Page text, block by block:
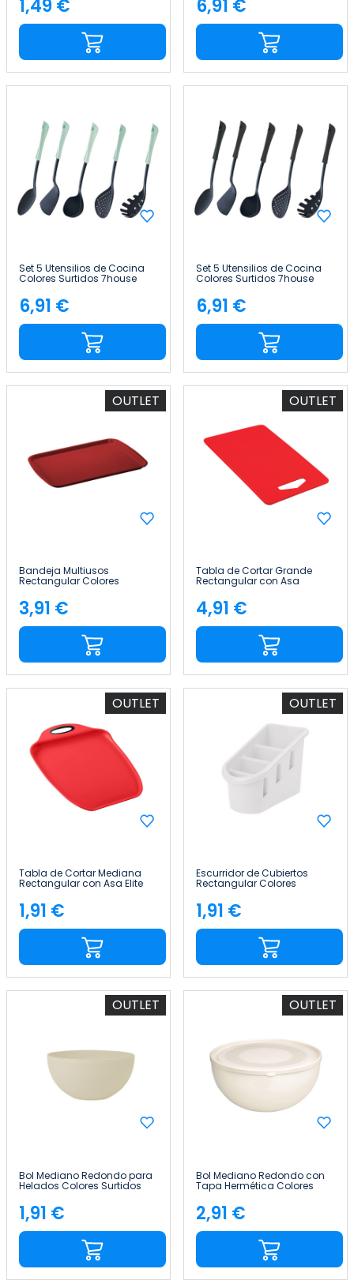
Precio
1,49 € Precio
6,91 €
Set 5 Utensilios de Cocina
Colores Surtidos 7house
Precio
6,91 €
Set 5 Utensilios de Cocina
Colores Surtidos 7house
Precio
6,91 €
OUTLET
Bandeja Multiusos
Rectangular Colores
Surtidos 47.5x35.5x2.1cm
7house
Precio
3,91 €
OUTLET
Tabla de Cortar Grande
Rectangular con Asa
Colores Surtidos
33.5x23.5cm 7house
Precio
4,91 €
OUTLET
Tabla de Cortar Mediana
Rectangular con Asa Elite
Colores Surtidos
26.5x16.5cm 7house
Precio
1,91 €
OUTLET
Escurridor de Cubiertos
Rectangular Colores
Surtidos 20.5x12cm 7house
Precio
1,91 €
OUTLET
Bol Mediano Redondo para
Helados Colores Surtidos
Precio
1,91 €
OUTLET
Bol Mediano Redondo con
Tapa Hermética Colores
Surtidos Ø24.5x12cm 7house
Precio
2,91 €